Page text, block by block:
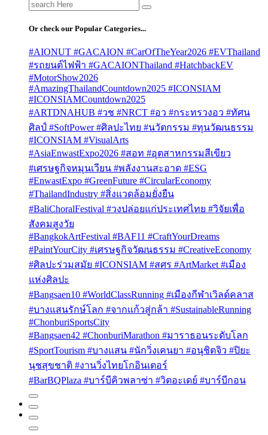
Search
for:
Or check our Popular Categories...
#AIONUT #GACAION #CarOfTheYear2026 #EVThailand
#รถยนต์ไฟฟ้า #GACAIONThailand #HatchbackEV
#MotorShow2026
#AmazingThailandCountdown2025 #ICONSIAM
#ICONSIAMCountdown2025
#ARTDNAHUB #วช #NRCT #อว #กระทรวงอว #ทัศน
ศิลป์ #SoftPower #ศิลปะไทย #นวัตกรรม #ทุนวัฒนธรรม
#ICONSIAM #VisualArts
#AsiaEnwastExpo2026 #สอท #อุตสาหกรรมสีเขียว
#เศรษฐกิจหมุนเวียน #พลังงานสะอาด #ESG
#EnwastExpo #GreenFuture #CircularEconomy
#ThailandIndustry #สิ่งแวดล้อมยั่งยืน
#BaliChoralFestival #วงปล่อยแก่ประเทศไทย #วิจัยเพื่อ
สังคมสูงวัย
#BangkokArtFestival #BAF11 #CraftYourDreams
#PaintYourCity #เศรษฐกิจวัฒนธรรม #CreativeEconomy
#ศิลปะร่วมสมัย #ICONSIAM #สศร #ArtMarket #เมือง
แห่งศิลปะ
#Bangsaen10 #WorldClassRunning #เมืองกีฬาเวิลด์คลาส
#บางแสนรักษ์โลก #จากแก้วสู่กล้า #SustainableRunning
#ChonburiSportsCity
#Bangsaen42 #ChonburiMarathon #มาราธอนระดับโลก
#SportTourism #บางแสน #นักวิ่งเคนยา #อนุชิตจิว #ปิยะ
นุชสุขชาติ #งานวิ่งไทยโกอินเตอร์
#BarBQPlaza #บาร์บีคิวพลาซ่า #วิตอะเดย์ #บาร์บีกอน